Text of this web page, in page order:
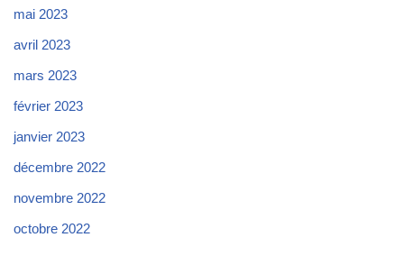
mai 2023
avril 2023
mars 2023
février 2023
janvier 2023
décembre 2022
novembre 2022
octobre 2022